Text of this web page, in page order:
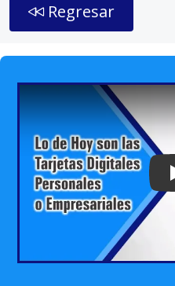
Regresar